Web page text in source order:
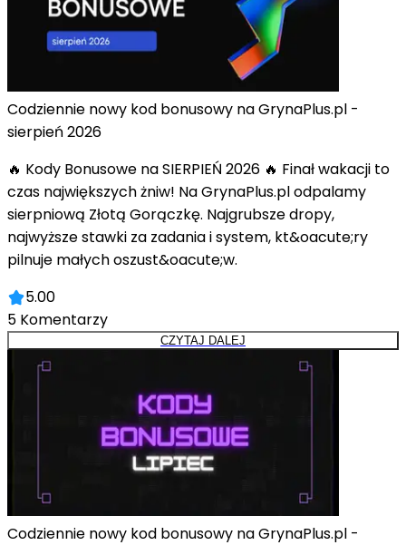
Codziennie nowy kod bonusowy na GrynaPlus.pl -
sierpień 2026
🔥 Kody Bonusowe na SIERPIEŃ 2026 🔥 Finał wakacji to
czas największych żniw! Na GrynaPlus.pl odpalamy
sierpniową Złotą Gorączkę. Najgrubsze dropy,
najwyższe stawki za zadania i system, kt&oacute;ry
pilnuje małych oszust&oacute;w.
5.00
5 Komentarzy
CZYTAJ DALEJ
Codziennie nowy kod bonusowy na GrynaPlus.pl -